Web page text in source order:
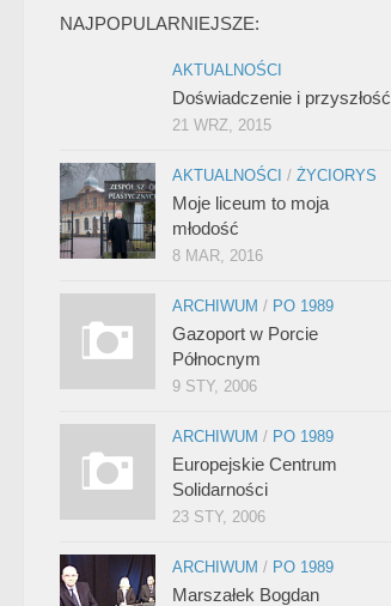
NAJPOPULARNIEJSZE:
AKTUALNOŚCI
Doświadczenie i przyszłość
21 WRZ, 2015
AKTUALNOŚCI / ŻYCIORYS
Moje liceum to moja
młodość
8 MAR, 2016
ARCHIWUM / PO 1989
Gazoport w Porcie
Północnym
9 STY, 2006
ARCHIWUM / PO 1989
Europejskie Centrum
Solidarności
23 STY, 2006
ARCHIWUM / PO 1989
Marszałek Bogdan